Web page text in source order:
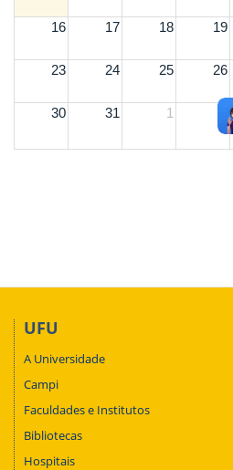
16 17 18 19
23 24 25 26
30 31 1
UFU
A Universidade
Campi
Faculdades e Institutos
Bibliotecas
Hospitais